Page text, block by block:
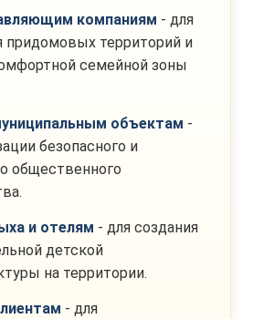
компаниям - для
придомовых территорий и
семейной зоны
объектам -
безопасного и
общественного
и отелям - для создания
детской
на территории.
- для